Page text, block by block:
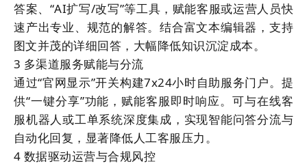
答案、“AI扩写/改写”等工具，赋能客服或运营人员快
速产出专业、规范的解答。结合富文本编辑器，支持
图文并茂的详细回答，大幅降低知识沉淀成本。
3 多渠道服务赋能与分流
通过“官网显示”开关构建7x24小时自助服务门户。提
供“一键分享”功能，赋能客服即时响应。可与在线客
服机器人或工单系统深度集成，实现智能问答分流与
自动化回复，显著降低人工客服压力。
4 数据驱动运营与合规风控